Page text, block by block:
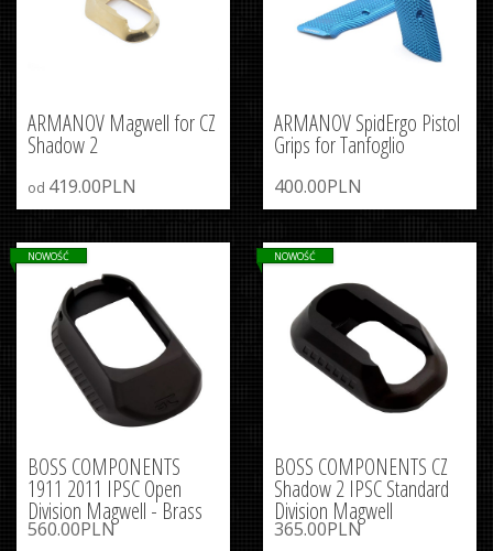
ARMANOV Magwell for CZ
Shadow 2
od 419.00PLN
ARMANOV SpidErgo Pistol
Grips for Tanfoglio
400.00PLN
BOSS COMPONENTS
1911 2011 IPSC Open
Division Magwell - Brass
560.00PLN
NOWOŚĆ
BOSS COMPONENTS CZ
Shadow 2 IPSC Standard
Division Magwell
365.00PLN
NOWOŚĆ